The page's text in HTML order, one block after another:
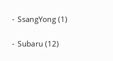
SsangYong (1)
Subaru (12)